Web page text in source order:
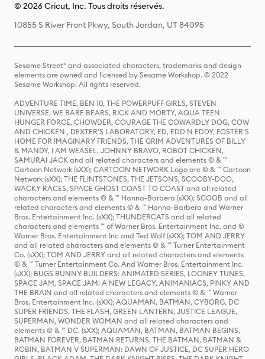
© 2026 Cricut, Inc. Tous droits réservés.
10855 S River Front Pkwy, South Jordan, UT 84095
Sesame Street® and associated characters, trademarks and design
elements are owned and licensed by Sesame Workshop. © 2022
Sesame Workshop. All rights reserved.
ADVENTURE TIME, BEN 10, THE POWERPUFF GIRLS, STEVEN
UNIVERSE, WE BARE BEARS, RICK AND MORTY, AQUA TEEN
HUNGER FORCE, CHOWDER, COURAGE THE COWARDLY DOG, COW
AND CHICKEN , DEXTER'S LABORATORY, ED, EDD N EDDY, FOSTER'S
HOME FOR IMAGINARY FRIENDS, THE GRIM ADVENTURES OF BILLY
& MANDY, I AM WEASEL, JOHNNY BRAVO, ROBOT CHICKEN,
SAMURAI JACK and all related characters and elements © & ™
Cartoon Network (sXX); CARTOON NETWORK Logo are © & ™ Cartoon
Network (sXX); THE FLINTSTONES, THE JETSONS, SCOOBY-DOO,
WACKY RACES, SPACE GHOST COAST TO COAST and all related
characters and elements © & ™ Hanna-Barbera (sXX); SCOOB and all
related characters and elements © & ™ Hanna-Barbera and Warner
Bros. Entertainment Inc. (sXX); THUNDERCATS and all related
characters and elements ™ of Warner Bros. Entertainment Inc. and ©
Warner Bros. Entertainment Inc and Ted Wolf (sXX); TOM AND JERRY
and all related characters and elements © & ™ Turner Entertainment
Co. (sXX); TOM AND JERRY and all related characters and elements
© & ™ Turner Entertainment Co. And Warner Bros. Entertainment Inc.
(sXX); BUGS BUNNY BUILDERS: ANIMATED SERIES, LOONEY TUNES,
SPACE JAM, SPACE JAM: A NEW LEGACY, ANIMANIACS, PINKY AND
THE BRAIN and all related characters and elements © & ™ Warner
Bros. Entertainment Inc. (sXX); AQUAMAN, BATMAN, CYBORG, DC
SUPER FRIENDS, THE FLASH, GREEN LANTERN, JUSTICE LEAGUE,
SUPERMAN, WONDER WOMAN and all related characters and
elements © & ™ DC. (sXX); AQUAMAN, BATMAN, BATMAN BEGINS,
BATMAN FOREVER, BATMAN RETURNS, THE BATMAN, BATMAN &
ROBIN, BATMAN V SUPERMAN: DAWN OF JUSTICE, DC SUPER HERO